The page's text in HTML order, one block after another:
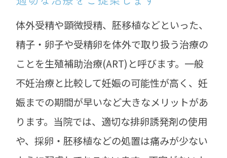
体外受精や顕微授精、胚移植などといった、
精子・卵子や受精卵を体外で取り扱う治療の
ことを生殖補助治療(ART)と呼びます。 一般
不妊治療と比較して妊娠の可能性が高く、妊
娠までの期間が早いなど大きなメリットがあ
ります。 当院では、適切な排卵誘発剤の使用
や、採卵・胚移植などの処置は痛みが少ない